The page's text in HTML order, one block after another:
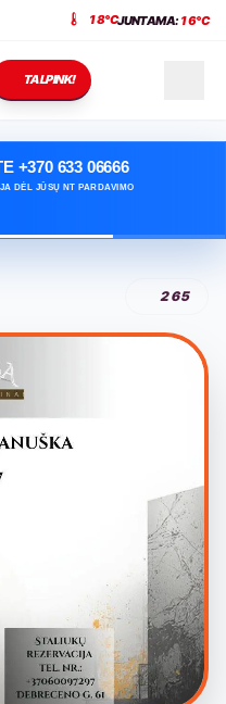
11 LT-96143 Gargždai
18°CJUNTAMA: 16°C
TALPINK!
+370 633 06666
DĖL JŪSŲ NT PARDAVIMO
265